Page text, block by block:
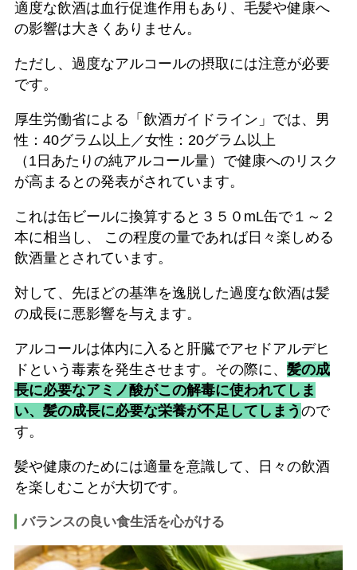
適度な飲酒は血行促進作用もあり、毛髪や健康へ
の影響は大きくありません。
ただし、過度なアルコールの摂取には注意が必要
です。
厚生労働省による「飲酒ガイドライン」では、男
性：40グラム以上／女性：20グラム以上
（1日あたりの純アルコール量）で健康へのリスク
が高まるとの発表がされています。
これは缶ビールに換算すると３５０mL缶で１～２
本に相当し、 この程度の量であれば日々楽しめる
飲酒量とされています。
対して、先ほどの基準を逸脱した過度な飲酒は髪
の成長に悪影響を与えます。
アルコールは体内に入ると肝臓でアセドアルデヒ
ドという毒素を発生させます。その際に、 髪の成
長に必要なアミノ酸がこの解毒に使われてしま
い、髪の成長に必要な栄養が不足してしまう ので
す。
髪や健康のためには適量を意識して、日々の飲酒
を楽しむことが大切です。
バランスの良い食生活を心がける